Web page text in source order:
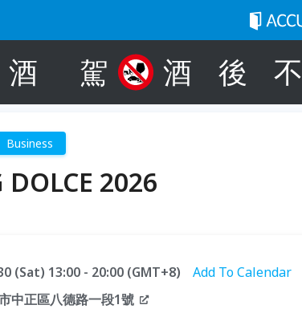
酒 駕 酒 後 不
Business
DOLCE 2026
(Sat) 13:00 - 20:00 (GMT+8)
Add To Calendar
中正區八德路一段1號